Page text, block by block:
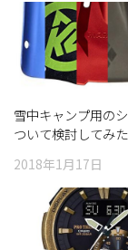
雪中キャンプ用の
ついて検討してみた
2018年1月17日